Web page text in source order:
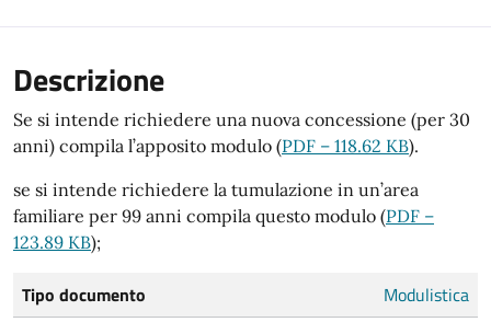
Descrizione
Se si intende richiedere una nuova concessione (per 30
anni) compila l’apposito modulo (PDF – 118.62 KB).
se si intende richiedere la tumulazione in un’area
familiare per 99 anni compila questo modulo (PDF –
123.89 KB);
Tipo documento
Modulistica